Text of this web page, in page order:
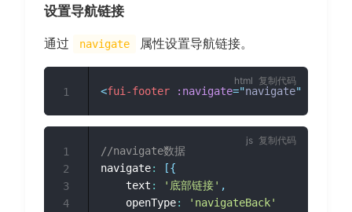
设置导航链接
通过 navigate 属性设置导航链接。
<fui-footer :navigate="navigate"
1
复制代码
//navigate数据
navigate: [{
	text
: '底部链接' ,
	openType
:
'navigateBack'
1
2
3
4
复制代码